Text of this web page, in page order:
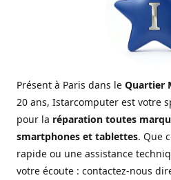
Présent à Paris dans le Quartier
20 ans, Istarcomputer est votre
pour la réparation toutes
smartphones et tablettes. Que
rapide ou une assistance
votre écoute : contactez-nous